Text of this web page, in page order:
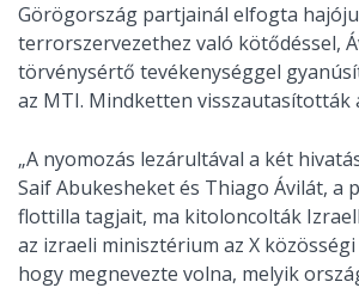
Görögország partjainál elfogta
terrorszervezethez való kötődéssel,
törvénysértő tevékenységgel
az MTI. Mindketten visszautasították
„A nyomozás lezárultával a két
Saif Abukesheket és Thiago Ávilát, a
flottilla tagjait, ma kitoloncolták
az izraeli minisztérium az X
hogy megnevezte volna, melyik